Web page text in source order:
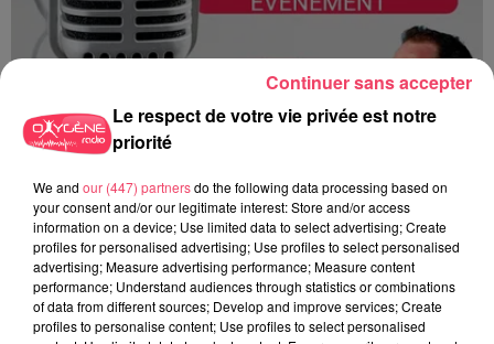
Du 14 au 30 août : 1er Open du Tennis Club de Tiercé
Le respect de votre vie privée est notre
priorité
We and our (447) partnersdo the following data processing based on
your consent and/or our legitimate interest: Store and/or access
information on a device; Use limited data to select advertising; Create
profiles for personalised advertising; Use profiles to select personalised
advertising; Measure advertising performance; Measure content
performance; Understand audiences through statistics or combinations
of data from different sources; Develop and improve services; Create
profiles to personalise content; Use profiles to select personalised
Continuer sans accepter